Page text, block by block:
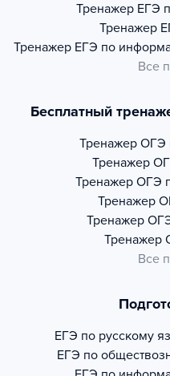
Тренажер ЕГЭ
Тренажер
Тренажер ЕГЭ по
Все
Бесплатный
Тренажер ОГЭ
Тренажер
Тренажер ОГЭ
Тренажер
Тренажер
Тренажер
Все
ЕГЭ по русскому
ЕГЭ по